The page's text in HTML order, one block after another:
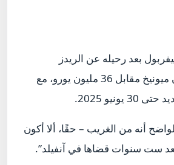
بعد رحيله عن الريدز
للانضمام إلى بايرن ميونيخ مقابل 36 مليون يورو، مع
2025.
أنه من الغريب – حقًا، ألا أكون
ست سنوات قضاها في آنفيلد”.